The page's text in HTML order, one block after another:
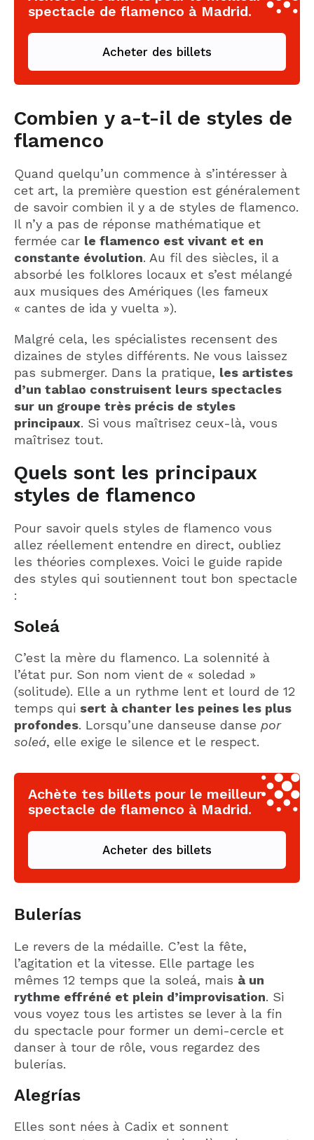
spectacle de flamenco à Madrid.
Acheter des billets
Combien y a-t-il de styles de
flamenco
Quand quelqu’un commence à s’intéresser à
cet art, la première question est généralement
de savoir combien il y a de styles de flamenco.
Il n’y a pas de réponse mathématique et
fermée car le flamenco est vivant et en
constante évolution. Au fil des siècles, il a
absorbé les folklores locaux et s’est mélangé
aux musiques des Amériques (les fameux
« cantes de ida y vuelta »).
Malgré cela, les spécialistes recensent des
dizaines de styles différents. Ne vous laissez
pas submerger. Dans la pratique, les artistes
d’un tablao construisent leurs spectacles
sur un groupe très précis de styles
principaux. Si vous maîtrisez ceux-là, vous
maîtrisez tout.
Quels sont les principaux
styles de flamenco
Pour savoir quels styles de flamenco vous
allez réellement entendre en direct, oubliez
les théories complexes. Voici le guide rapide
des styles qui soutiennent tout bon spectacle
:
Soleá
C’est la mère du flamenco. La solennité à
l’état pur. Son nom vient de « soledad »
(solitude). Elle a un rythme lent et lourd de 12
temps qui sert à chanter les peines les plus
profondes. Lorsqu’une danseuse danse por
soleá, elle exige le silence et le respect.
Achète tes billets pour le meilleur
spectacle de flamenco à Madrid.
Acheter des billets
Bulerías
Le revers de la médaille. C’est la fête,
l’agitation et la vitesse. Elle partage les
mêmes 12 temps que la soleá, mais à un
rythme effréné et plein d’improvisation. Si
vous voyez tous les artistes se lever à la fin
du spectacle pour former un demi-cercle et
danser à tour de rôle, vous regardez des
bulerías.
Alegrías
Elles sont nées à Cadix et sonnent